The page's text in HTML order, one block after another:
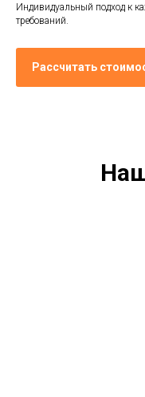
Индивидуальный подход к
требований.
Рассчитать